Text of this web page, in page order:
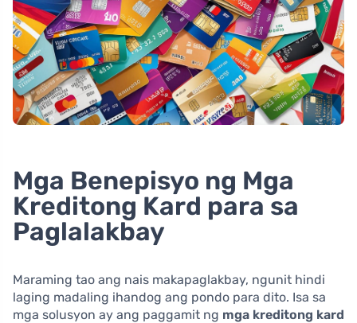
Mga Benepisyo ng Mga
Kreditong Kard para sa
Paglalakbay
Maraming tao ang nais makapaglakbay, ngunit hindi
laging madaling ihandog ang pondo para dito. Isa sa
mga solusyon ay ang paggamit ng mga kreditong kard